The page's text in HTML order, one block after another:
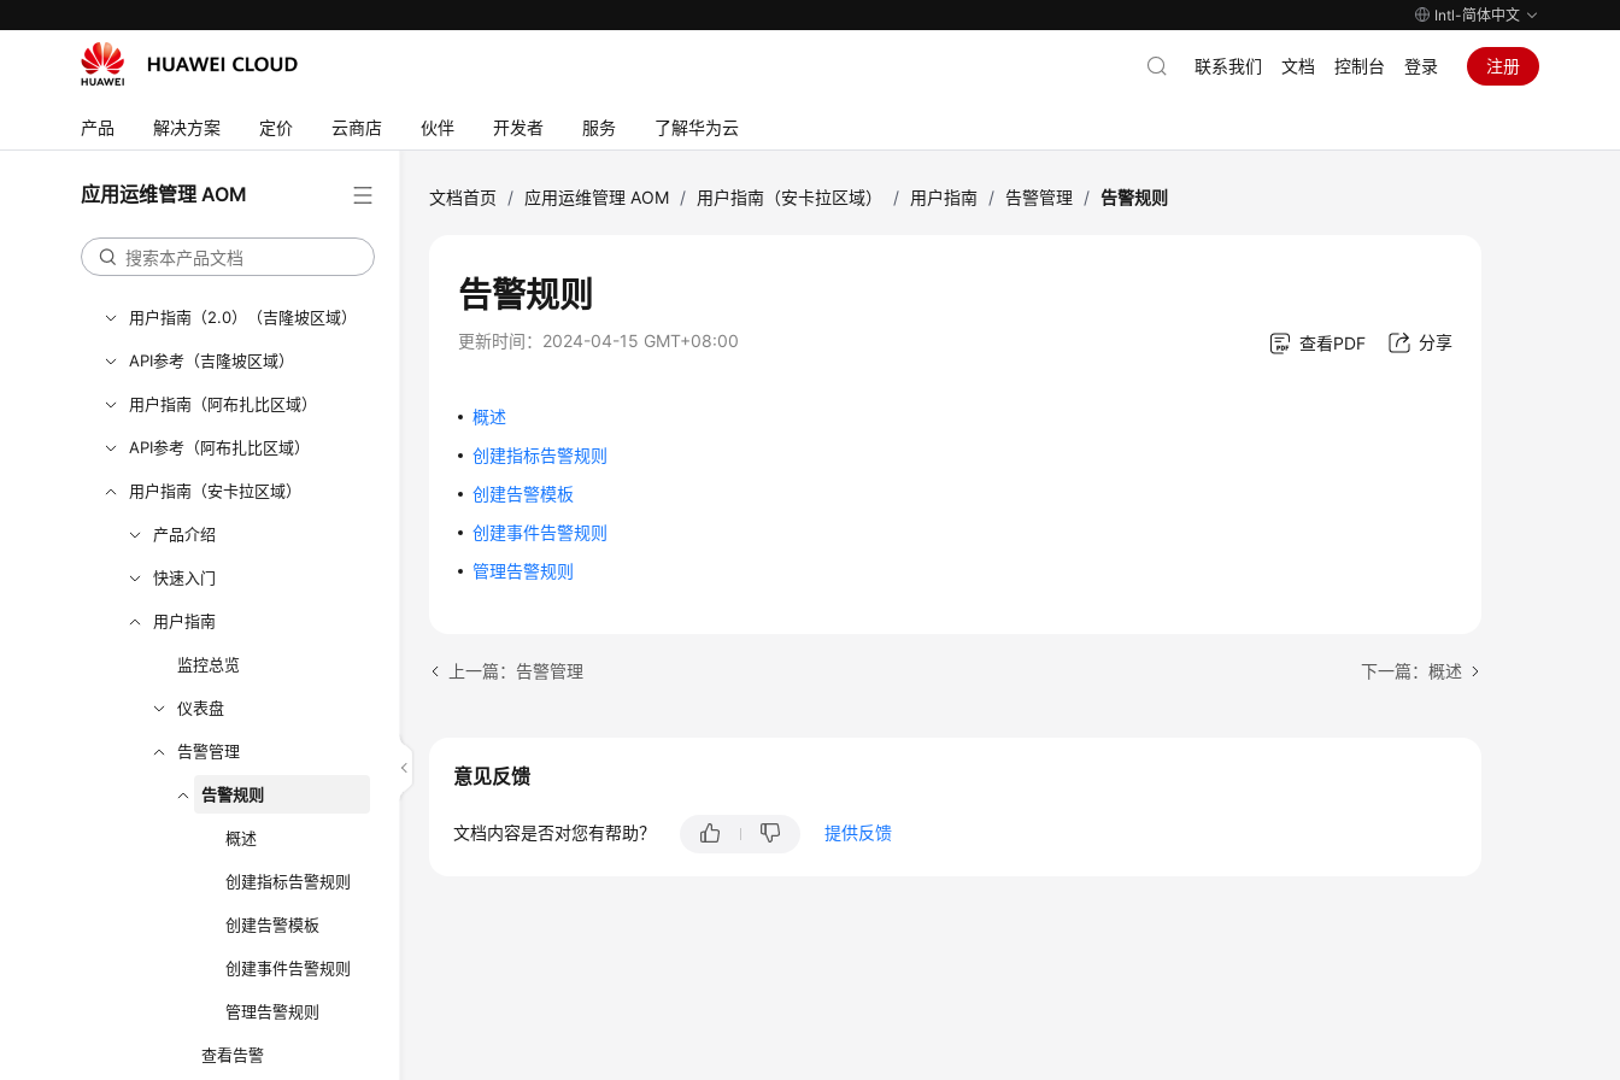
Intl-简体中文
产品 解决方案 定价 云商店 伙伴 开发者 服务 了解华为云
联系我们 文档 控制台 登录 注册
应用运维管理 AOM
SDK参考
视频帮助
AOM 1.0 文档
用户指南（1.0）（吉隆坡区域）
用户指南（2.0）（吉隆坡区域）
API参考（吉隆坡区域）
用户指南（阿布扎比区域）
API参考（阿布扎比区域）
用户指南（安卡拉区域）
产品介绍
快速入门
用户指南
监控总览
仪表盘
告警管理
告警规则
概述
创建指标告警规则
创建告警模板
创建事件告警规则
管理告警规则
查看告警
文档首页 / 应用运维管理 AOM / 用户指南（安卡拉区域） / 用户指南 / 告警管理 / 告警规则
告警规则
更新时间： 2024-04-15 GMT+08:00 查看PDF 分享
概述
创建指标告警规则
创建告警模板
创建事件告警规则
管理告警规则
上一篇：告警管理 下一篇：概述
意见反馈
文档内容是否对您有帮助？ 提供反馈